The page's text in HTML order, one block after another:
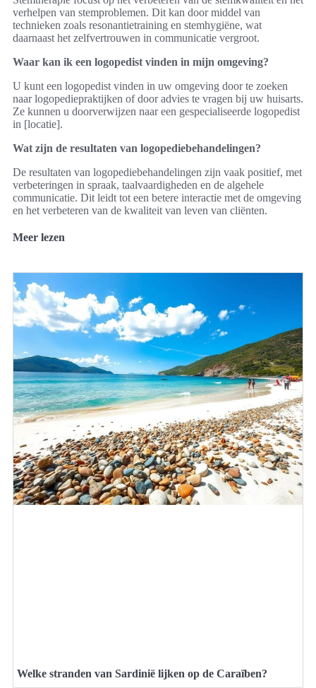
verhelpen van stemproblemen. Dit kan door middel van
technieken zoals resonantietraining en stemhygiëne, wat
daarnaast het zelfvertrouwen in communicatie vergroot.
Waar kan ik een logopedist vinden in mijn omgeving?
U kunt een logopedist vinden in uw omgeving door te zoeken
naar logopediepraktijken of door advies te vragen bij uw huisarts.
Ze kunnen u doorverwijzen naar een gespecialiseerde logopedist
in [locatie].
Wat zijn de resultaten van logopediebehandelingen?
De resultaten van logopediebehandelingen zijn vaak positief, met
verbeteringen in spraak, taalvaardigheden en de algehele
communicatie. Dit leidt tot een betere interactie met de omgeving
en het verbeteren van de kwaliteit van leven van cliënten.
Meer lezen
Welke stranden van Sardinië lijken op de Caraïben?